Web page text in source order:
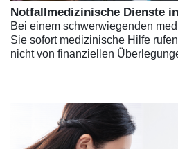
Notfallmedizinische Dienste
Bei einem schwerwiegenden
Sie sofort medizinische Hilfe
nicht von finanziellen